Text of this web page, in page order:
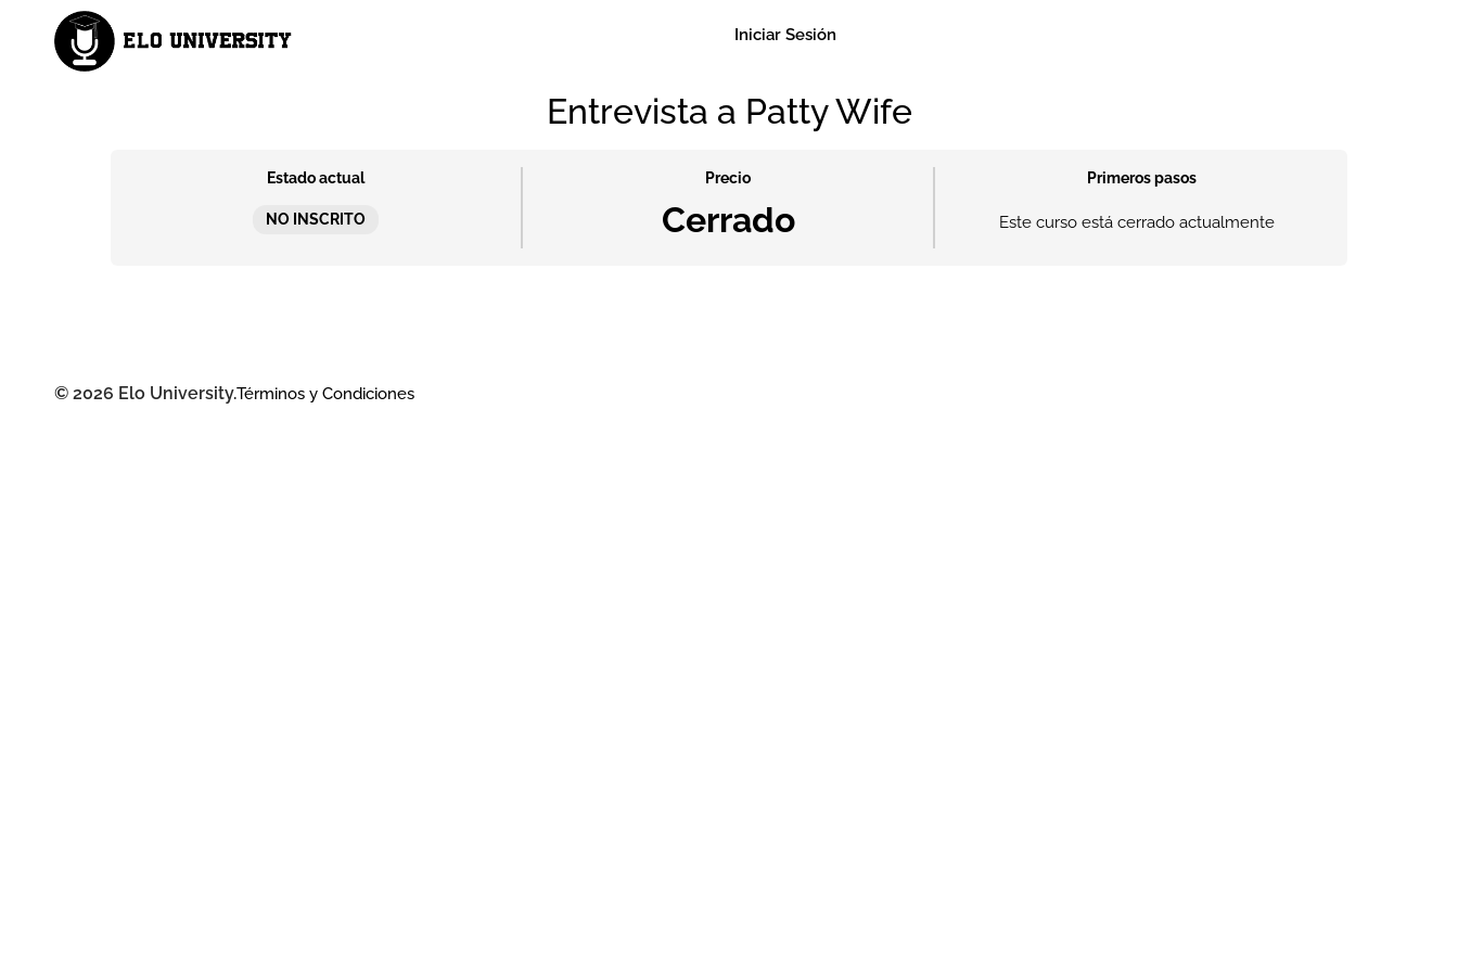
Iniciar Sesión
Entrevista a Patty Wife
Estado actual
NO INSCRITO
Precio
Cerrado
Primeros pasos
Este curso está cerrado actualmente
© 2026 Elo University.Términos y Condiciones